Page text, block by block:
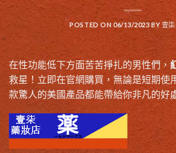
POSTED ON 06/13/2023BY 壹
在性功能低下方面苦苦掙扎的男性們，
救星！立即在官網購買，無論是短期使
款驚人的美國產品都能帶給你非凡的好